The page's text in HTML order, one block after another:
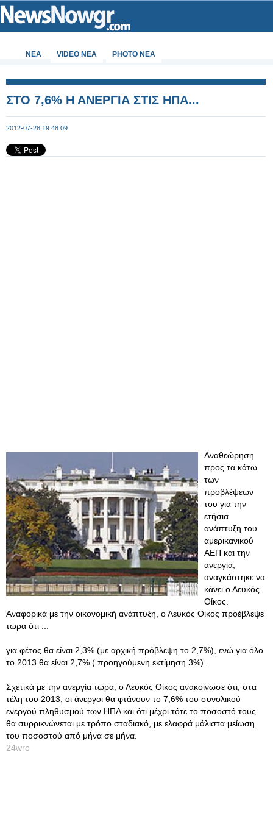
ΝΕΑ VIDEO NEA PHOTO NEA
ΣΤΟ 7,6% Η ΑΝΕΡΓΙΑ ΣΤΙΣ ΗΠΑ...
2012-07-28 19:48:09
Αναθεώρηση
προς τα κάτω
των
προβλέψεων
του για την
ετήσια
ανάπτυξη του
αμερικανικού
ΑΕΠ και την
ανεργία,
αναγκάστηκε να
κάνει ο Λευκός
Οίκος.
Αναφορικά με την οικονομική ανάπτυξη, ο Λευκός Οίκος προέβλεψε
τώρα ότι ...
για φέτος θα είναι 2,3% (με αρχική πρόβλεψη το 2,7%), ενώ για όλο
το 2013 θα είναι 2,7% ( προηγούμενη εκτίμηση 3%).
Σχετικά με την ανεργία τώρα, ο Λευκός Οίκος ανακοίνωσε ότι, στα
τέλη του 2013, οι άνεργοι θα φτάνουν το 7,6% του συνολικού
ενεργού πληθυσμού των ΗΠΑ και ότι μέχρι τότε το ποσοστό τους
θα συρρικνώνεται με τρόπο σταδιακό, με ελαφρά μάλιστα μείωση
του ποσοστού από μήνα σε μήνα.
24wro